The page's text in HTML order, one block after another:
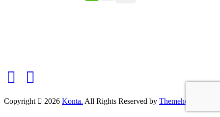
Copyright 2026 Konta. All Rights Reserved by Themeholy